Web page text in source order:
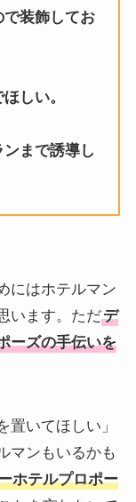
で装飾してお
しい。
ンまで誘導し
にはホテルマン
います。ただデ
ーズの手伝いを
置いてほしい」
マンもいるかも
ホテルプロポー